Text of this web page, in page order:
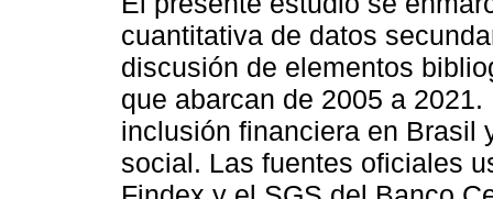
cuantitativa de datos
discusión de elementos
que abarcan de 2005 a
inclusión financiera en Brasil
social. Las fuentes oficiales